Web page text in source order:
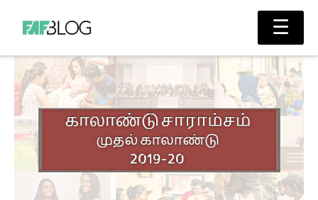
content
Main
☰